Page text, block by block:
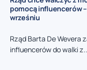
pomocą influencerów
wrześniu
Rząd Barta De Wevera
influencerów do walki